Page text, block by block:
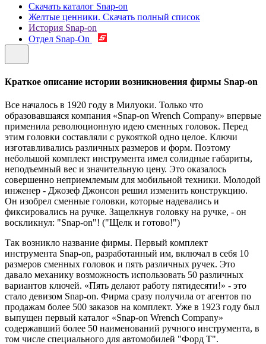
Скачать каталог Snap-on
Желтые ценники. Скачать полный список
История Snap-on
Отдел Snap-On
Краткое описание истории возникновения фирмы Snap-on
Все началось в 1920 году в Милуоки. Только что
образовавшаяся компания «Snap-on Wrench Company» впервые
применила революционную идею сменных головок. Перед
этим головки составляли с рукояткой одно целое. Ключи
изготавливались различных размеров и форм. Поэтому
небольшой комплект инструмента имел солидные габариты,
неподъемный вес и значительную цену. Это оказалось
совершенно неприемлемым для мобильной техники. Молодой
инженер - Джозеф Джонсон решил изменить конструкцию.
Он изобрел сменные головки, которые надевались и
фиксировались на ручке. Защелкнув головку на ручке, - он
воскликнул: "Snap-on"! ("Щелк и готово!")
Так возникло название фирмы. Первый комплект
инструмента Snap-on, разработанный им, включал в себя 10
размеров сменных головок и пять различных ручек. Это
давало механику возможность использовать 50 различных
вариантов ключей. «Пять делают работу пятидесяти!» - это
стало девизом Snap-on. Фирма сразу получила от агентов по
продажам более 500 заказов на комплект. Уже в 1923 году был
выпущен первый каталог «Snap-on Wrench Company»
содержавший более 50 наименований ручного инструмента, в
том числе специального для автомобилей "Форд Т".